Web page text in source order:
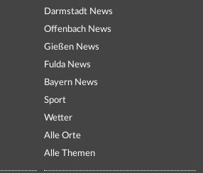
Darmstadt News
Offenbach News
Gießen News
Fulda News
Bayern News
Sport
Wetter
Alle Orte
Alle Themen